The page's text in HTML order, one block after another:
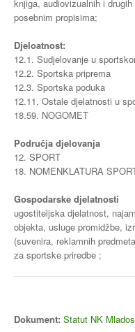
knjiga, audiovizualnih i
posebnim propisima;
Djeloatnost:
12.1. Sudjelovanje u
12.2. Sportska priprema
12.3. Sportska poduka
12.11. Ostale djelatnosti u
18.59. NOGOMET
Područja djelovanja
12. SPORT
18. NOMENKLATURA
Gospodarske djelatnosti
ugostiteljska djelatnost,
objekta, usluge promidžbe,
(suvenira, reklamnih
za sportske priredbe ;
Dokument: Statut NK